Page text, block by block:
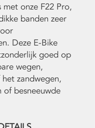
met onze F22 Pro,
banden zeer
Deze E-Bike
goed op
wegen,
zandwegen,
of besneeuwde